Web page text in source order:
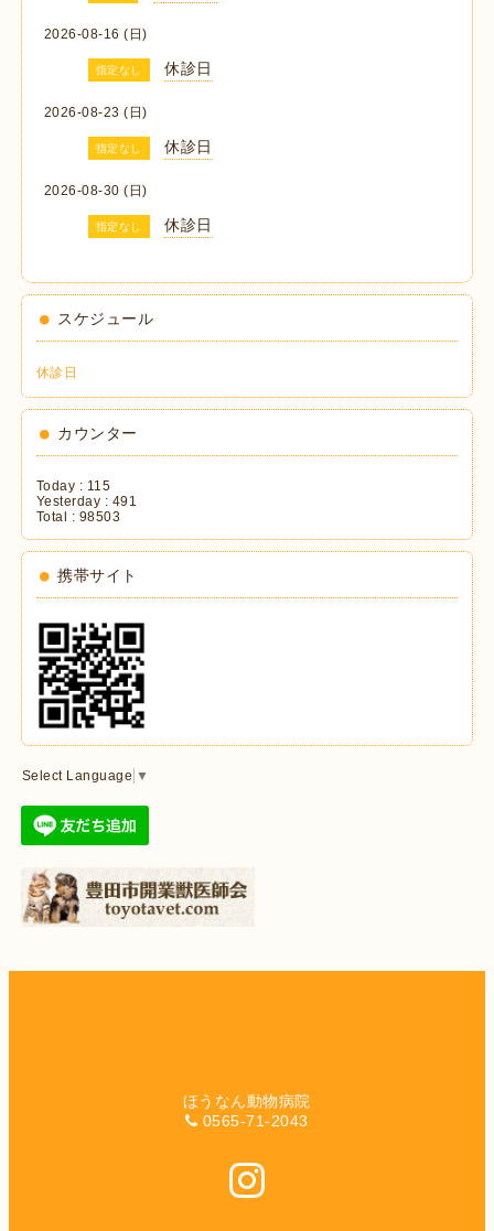
2026-08-16 (日)
指定なし 休診日
2026-08-23 (日)
指定なし 休診日
2026-08-30 (日)
指定なし 休診日
スケジュール
休診日
カウンター
Today : 115
Yesterday : 491
Total : 98503
携帯サイト
Select Language ▼
ほうなん動物病院
0565-71-2043